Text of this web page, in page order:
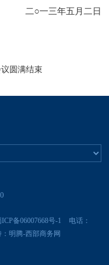
二○一三年五月二日
圆满结束
ICP备06007668号-1
电话：
明腾-西部商务网